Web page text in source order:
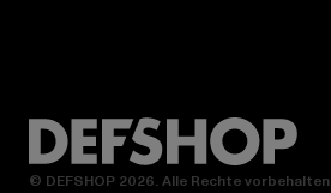
© DEFSHOP 2026. Alle Rechte vorbehalten